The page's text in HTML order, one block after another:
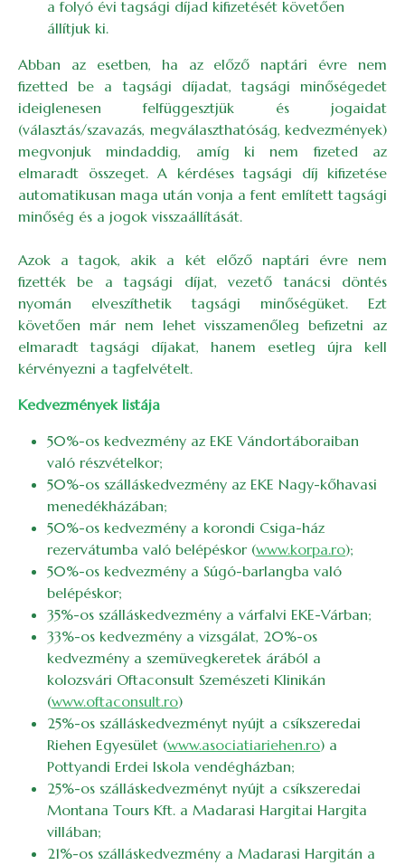
a folyó évi tagsági díjad kifizetését követően
állítjuk ki.
Abban az esetben, ha az előző naptári évre nem
fizetted be a tagsági díjadat, tagsági minőségedet
ideiglenesen felfüggesztjük és jogaidat
(választás/szavazás, megválaszthatóság, kedvezmények)
megvonjuk mindaddig, amíg ki nem fizeted az
elmaradt összeget. A kérdéses tagsági díj kifizetése
automatikusan maga után vonja a fent említett tagsági
minőség és a jogok visszaállítását.
Azok a tagok, akik a két előző naptári évre nem
fizették be a tagsági díjat, vezető tanácsi döntés
nyomán elveszíthetik tagsági minőségüket. Ezt
követően már nem lehet visszamenőleg befizetni az
elmaradt tagsági díjakat, hanem esetleg újra kell
kérvényezni a tagfelvételt.
Kedvezmények listája
50%-os kedvezmény az EKE Vándortáboraiban
való részvételkor;
50%-os szálláskedvezmény az EKE Nagy-kőhavasi
menedékházában;
50%-os kedvezmény a korondi Csiga-ház
rezervátumba való belépéskor (www.korpa.ro);
50%-os kedvezmény a Súgó-barlangba való
belépéskor;
35%-os szálláskedvezmény a várfalvi EKE-Várban;
33%-os kedvezmény a vizsgálat, 20%-os
kedvezmény a szemüvegkeretek árából a
kolozsvári Oftaconsult Szemészeti Klinikán
(www.oftaconsult.ro)
25%-os szálláskedvezményt nyújt a csíkszeredai
Riehen Egyesület (www.asociatiariehen.ro) a
Pottyandi Erdei Iskola vendégházban;
25%-os szálláskedvezményt nyújt a csíkszeredai
Montana Tours Kft. a Madarasi Hargitai Hargita
villában;
21%-os szálláskedvezmény a Madarasi Hargitán a